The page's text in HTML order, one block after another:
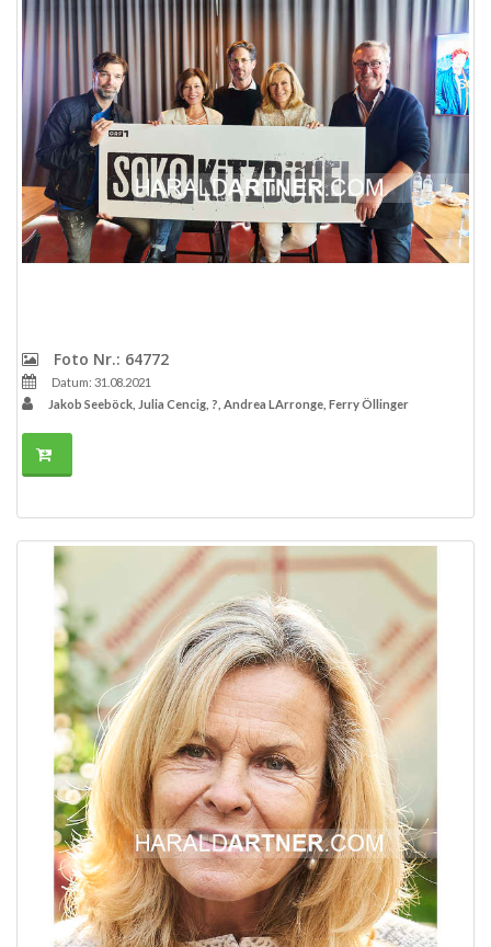
Foto Nr.: 64772
Datum: 31.08.2021
Jakob Seeböck, Julia Cencig, ?, Andrea LArronge, Ferry Öllinger